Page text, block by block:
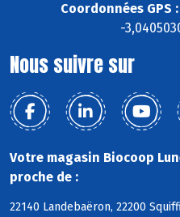
Coordonnées GPS :
-
Nous suivre sur
Votre magasin Biocoop
proche de :
22140 Landebaëron, 22200